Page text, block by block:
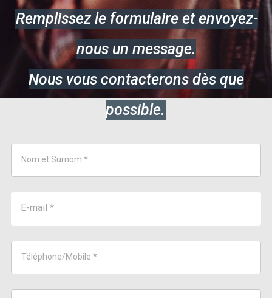
Remplissez le formulaire et envoyez-
nous un message.
Nous vous contacterons dès que
possible.